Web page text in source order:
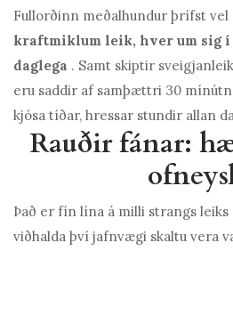
Fullorðinn meðalhundur þrífst vel
kraftmiklum leik, hver um sig í
daglega . Samt skiptir
eru saddir af samþættri 30
kjósa tíðar, hressar stundir allan
Rauðir fánar:
Það er fín lína á milli strangs leiks
viðhalda því jafnvægi skaltu vera